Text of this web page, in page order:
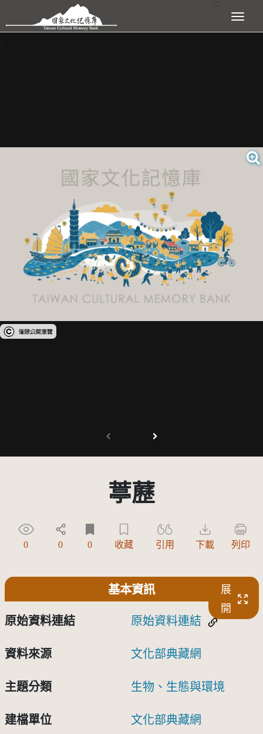
跳到主要內容區塊 展開選單
:::
受著作權法保護-僅限於本平台有限度公開瀏覽
葶藶
0 0 0 收藏 引用 下載 列印
基本資訊
展
開
原始資料連結 原始資料連結
資料來源 文化部典藏網
主題分類 生物、生態與環境
建檔單位 文化部典藏網